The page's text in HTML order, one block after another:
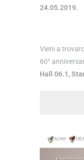
24.05.2019.
Vieni a
60°
Hall 06.1,